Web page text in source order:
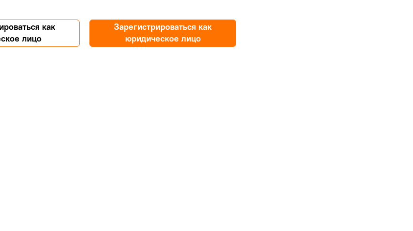
как
лицо
Зарегистрироваться как
юридическое лицо